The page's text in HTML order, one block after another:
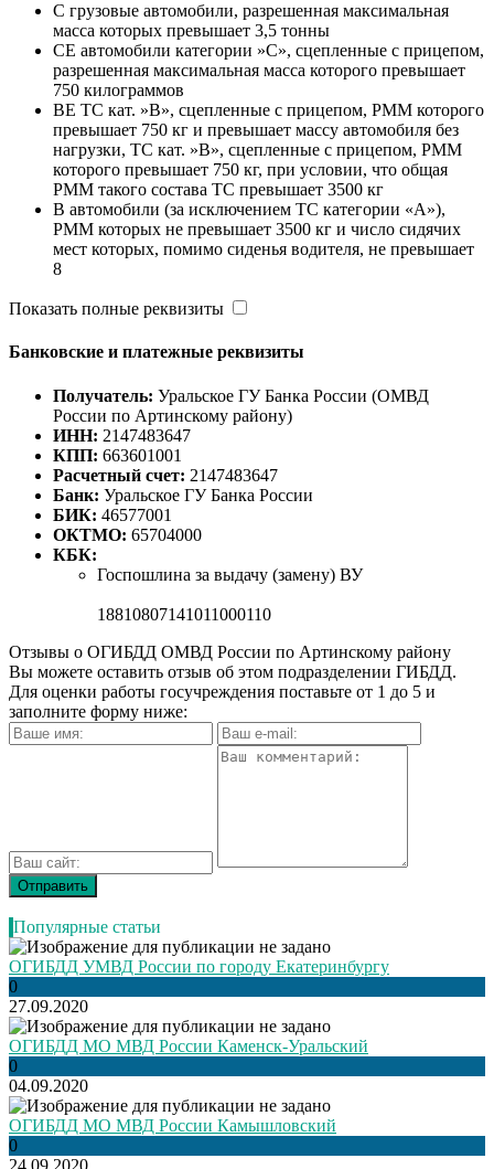
C грузовые автомобили, разрешенная максимальная
масса которых превышает 3,5 тонны
CE автомобили категории »С», сцепленные с прицепом,
разрешенная максимальная масса которого превышает
750 килограммов
BE ТС кат. »В», сцепленные с прицепом, РММ которого
превышает 750 кг и превышает массу автомобиля без
нагрузки, ТС кат. »В», сцепленные с прицепом, РММ
которого превышает 750 кг, при условии, что общая
РММ такого состава ТС превышает 3500 кг
B автомобили (за исключением ТС категории «A»),
РММ которых не превышает 3500 кг и число сидячих
мест которых, помимо сиденья водителя, не превышает
8
Показать полные реквизиты
Банковские и платежные реквизиты
Получатель: Уральское ГУ Банка России (ОМВД
России по Артинскому району)
ИНН: 2147483647
КПП: 663601001
Расчетный счет: 2147483647
Банк: Уральское ГУ Банка России
БИК: 46577001
ОКТМО: 65704000
КБК:
Госпошлина за выдачу (замену) ВУ
18810807141011000110
Отзывы о ОГИБДД ОМВД России по Артинскому району
Вы можете оставить отзыв об этом подразделении ГИБДД.
Для оценки работы госучреждения поставьте от 1 до 5 и
заполните форму ниже:
Популярные статьи
ОГИБДД УМВД России по городу Екатеринбургу
0
27.09.2020
ОГИБДД МО МВД России Каменск-Уральский
0
04.09.2020
ОГИБДД МО МВД России Камышловский
0
24.09.2020